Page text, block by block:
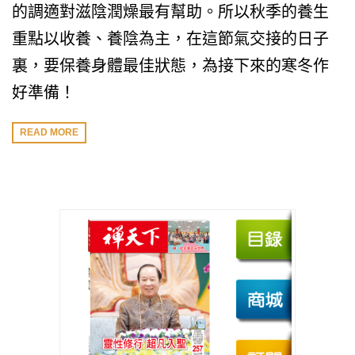
的調適對滋陰潤燥最有幫助。所以秋季的養生
重點以收養、養陰為主，在這節氣交接的日子
裏，要保養身體最佳狀態，為接下來的寒冬作
好準備！
READ MORE